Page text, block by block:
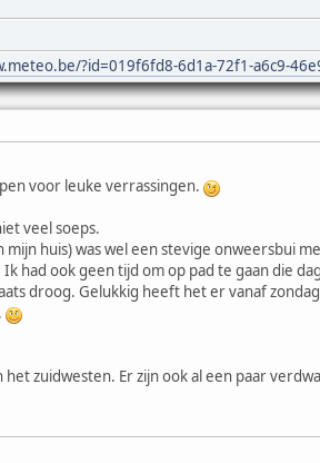
?id=019f6fd8-6d1a-72f1-a6c9-
voor leuke verrassingen.
veel soeps.
huis) was wel een stevige onweersbui
had ook geen tijd om op pad te gaan die
droog. Gelukkig heeft het er vanaf
zuidwesten. Er zijn ook al een paar